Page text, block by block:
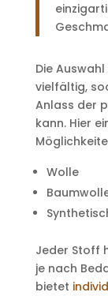
Die Auswahl
vielfältig,
Anlass der
kann. Hier
Wolle
Jeder Stoff
je nach
bietet